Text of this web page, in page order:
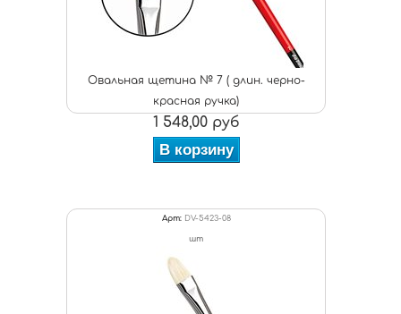
Овальная щетина № 7 ( длин. черно-
красная ручка)
1 548,00 руб
В корзину
Арт: DV-5423-08
шт